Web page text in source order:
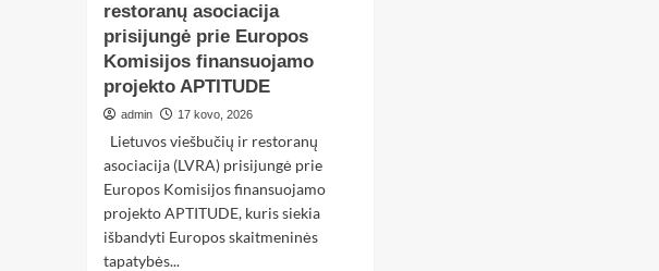
restoranų asociacija
prisijungė prie Europos
Komisijos finansuojamo
projekto APTITUDE
admin 17 kovo, 2026
Lietuvos viešbučių ir restoranų
asociacija (LVRA) prisijungė prie
Europos Komisijos finansuojamo
projekto APTITUDE, kuris siekia
išbandyti Europos skaitmeninės
tapatybės...